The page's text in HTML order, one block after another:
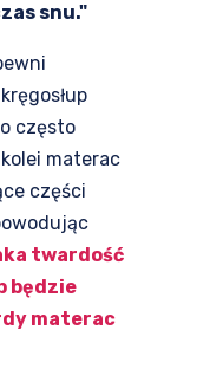
snu."
często
materac
części
twardość
będzie
materac